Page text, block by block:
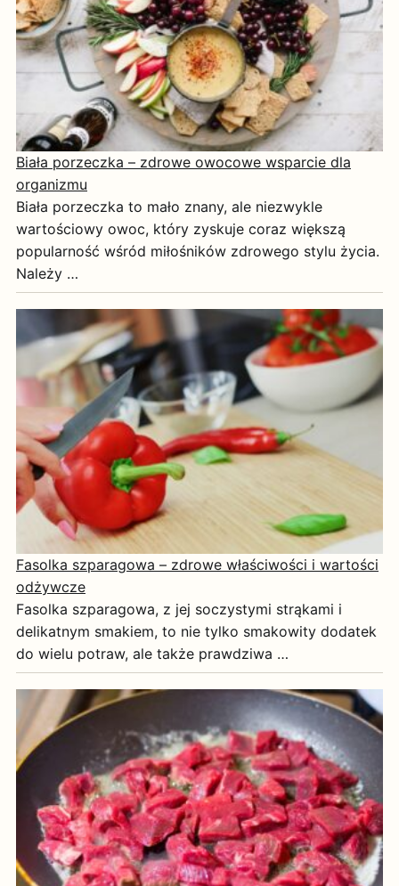
Biała porzeczka – zdrowe owocowe wsparcie dla
organizmu
Biała porzeczka to mało znany, ale niezwykle
wartościowy owoc, który zyskuje coraz większą
popularność wśród miłośników zdrowego stylu życia.
Należy …
Fasolka szparagowa – zdrowe właściwości i wartości
odżywcze
Fasolka szparagowa, z jej soczystymi strąkami i
delikatnym smakiem, to nie tylko smakowity dodatek
do wielu potraw, ale także prawdziwa …